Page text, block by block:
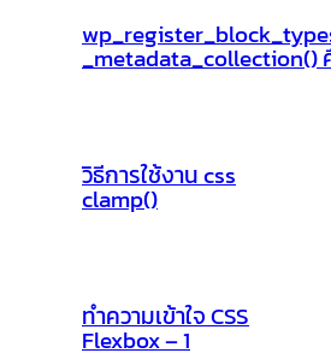
_metadata_collection()
วิธีการใช้งาน css
clamp()
ทำความเข้าใจ CSS
Flexbox – 1